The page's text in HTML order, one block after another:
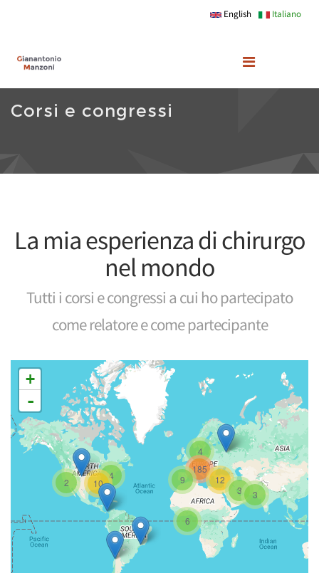
English Italiano
Corsi e congressi
La mia esperienza di chirurgo
nel mondo
Tutti i corsi e congressi a cui ho partecipato
come relatore e come partecipante
4
6
2
3 3
4
10 9 12
185
+
-